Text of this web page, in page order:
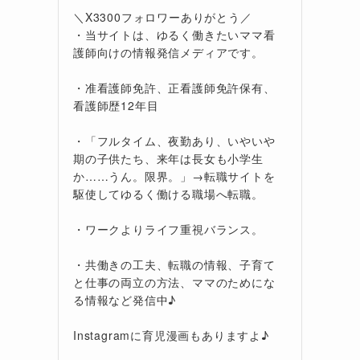
＼X3300フォロワーありがとう／
・当サイトは、ゆるく働きたいママ看
護師向けの情報発信メディアです。
・准看護師免許、正看護師免許保有、
看護師歴12年目
・「フルタイム、夜勤あり、いやいや
期の子供たち、来年は長女も小学生
か……うん。限界。」→転職サイトを
駆使してゆるく働ける職場へ転職。
・ワークよりライフ重視バランス。
・共働きの工夫、転職の情報、子育て
と仕事の両立の方法、ママのためにな
る情報など発信中♪
Instagramに育児漫画もありますよ♪